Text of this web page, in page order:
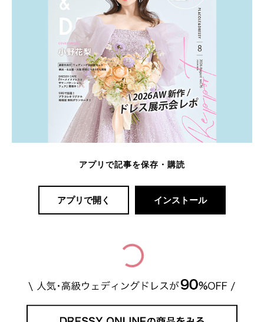
アプリで記事を保存・購読
アプリで開く インストール